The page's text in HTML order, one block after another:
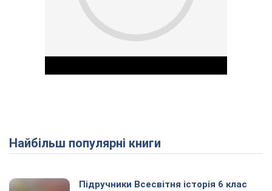
Play Video
Найбільш популярні книги
Підручники Всесвітня історія 6 клас